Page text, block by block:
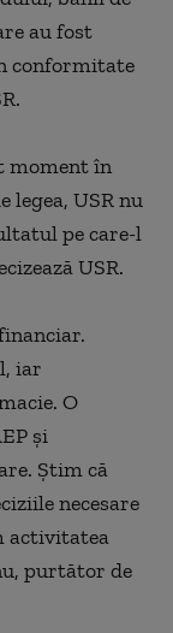
au fost
conformitate
moment în
legea, USR nu
pe care-l
USR.
iar
O
şi
Ştim că
necesare
activitatea
purtător de